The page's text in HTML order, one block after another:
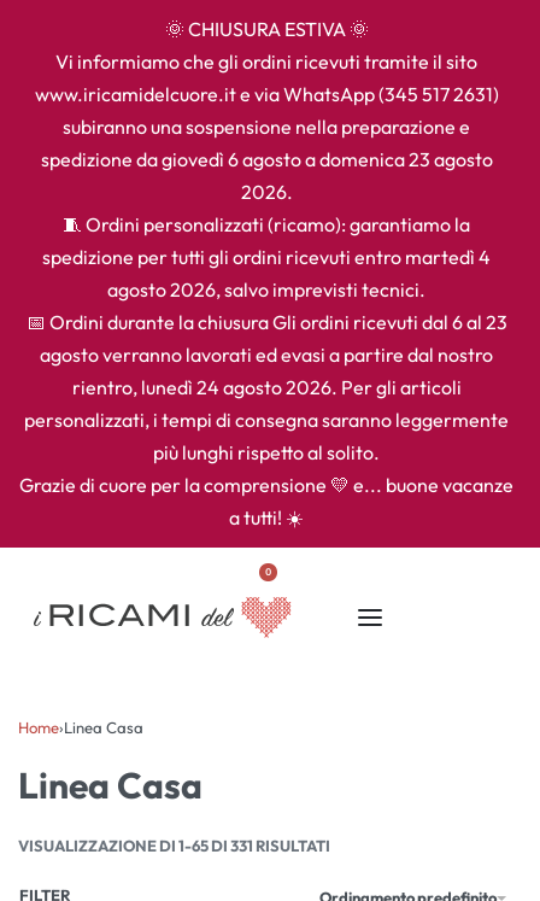
🌞 CHIUSURA ESTIVA 🌞
Vi informiamo che gli ordini ricevuti tramite il sito
www.iricamidelcuore.it e via WhatsApp (345 517 2631)
subiranno una sospensione nella preparazione e
spedizione da giovedì 6 agosto a domenica 23 agosto
2026.
🧵 Ordini personalizzati (ricamo): garantiamo la
spedizione per tutti gli ordini ricevuti entro martedì 4
agosto 2026, salvo imprevisti tecnici.
📅 Ordini durante la chiusura Gli ordini ricevuti dal 6 al 23
agosto verranno lavorati ed evasi a partire dal nostro
rientro, lunedì 24 agosto 2026. Per gli articoli
personalizzati, i tempi di consegna saranno leggermente
più lunghi rispetto al solito.
Grazie di cuore per la comprensione 💛 e... buone vacanze
a tutti! ☀️
0
Home›Linea Casa
Linea Casa
VISUALIZZAZIONE DI 1-65 DI 331 RISULTATI
FILTER